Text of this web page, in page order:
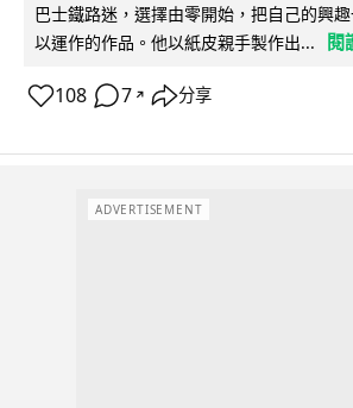
巴士鐵路迷，選擇由零開始，把自己的興
以運作的作品。他以紙皮親手製作出...
閱
108 7 ↗ 分享
ADVERTISEMENT